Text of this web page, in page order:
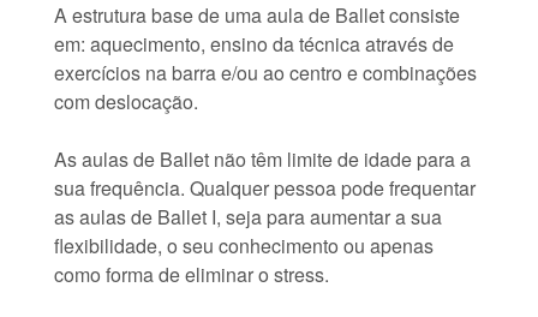
A estrutura base de uma aula de Ballet consiste
em: aquecimento, ensino da técnica através de
exercícios na barra e/ou ao centro e combinações
com deslocação.
As aulas de Ballet não têm limite de idade para a
sua frequência. Qualquer pessoa pode frequentar
as aulas de Ballet I, seja para aumentar a sua
flexibilidade, o seu conhecimento ou apenas
como forma de eliminar o stress.